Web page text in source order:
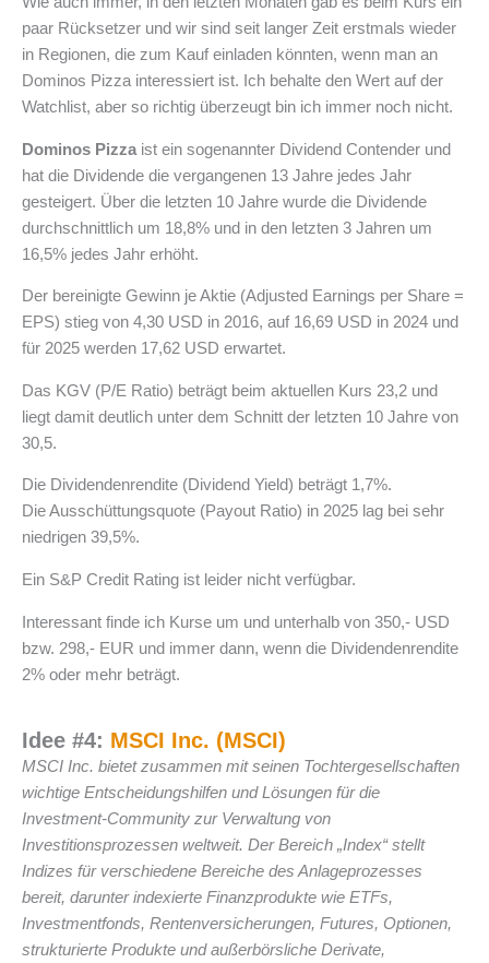
paar Rücksetzer und wir sind seit langer Zeit erstmals wieder
in Regionen, die zum Kauf einladen könnten, wenn man an
Dominos Pizza interessiert ist. Ich behalte den Wert auf der
Watchlist, aber so richtig überzeugt bin ich immer noch nicht.
Dominos Pizza ist ein sogenannter Dividend Contender und
hat die Dividende die vergangenen 13 Jahre jedes Jahr
gesteigert. Über die letzten 10 Jahre wurde die Dividende
durchschnittlich um 18,8% und in den letzten 3 Jahren um
16,5% jedes Jahr erhöht.
Der bereinigte Gewinn je Aktie (Adjusted Earnings per Share =
EPS) stieg von 4,30 USD in 2016, auf 16,69 USD in 2024 und
für 2025 werden 17,62 USD erwartet.
Das KGV (P/E Ratio) beträgt beim aktuellen Kurs 23,2 und
liegt damit deutlich unter dem Schnitt der letzten 10 Jahre von
30,5.
Die Dividendenrendite (Dividend Yield) beträgt 1,7%.
Die Ausschüttungsquote (Payout Ratio) in 2025 lag bei sehr
niedrigen 39,5%.
Ein S&P Credit Rating ist leider nicht verfügbar.
Interessant finde ich Kurse um und unterhalb von 350,- USD
bzw. 298,- EUR und immer dann, wenn die Dividendenrendite
2% oder mehr beträgt.
Idee #4: MSCI Inc. (MSCI)
MSCI Inc. bietet zusammen mit seinen Tochtergesellschaften
wichtige Entscheidungshilfen und Lösungen für die
Investment-Community zur Verwaltung von
Investitionsprozessen weltweit. Der Bereich „Index“ stellt
Indizes für verschiedene Bereiche des Anlageprozesses
bereit, darunter indexierte Finanzprodukte wie ETFs,
Investmentfonds, Rentenversicherungen, Futures, Optionen,
strukturierte Produkte und außerbörsliche Derivate,